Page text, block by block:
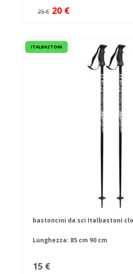
25 € 20 €
ITALBASTONI
bastoncini da sci Italbastoni
Lunghezza: 85 cm 90 cm
15 €